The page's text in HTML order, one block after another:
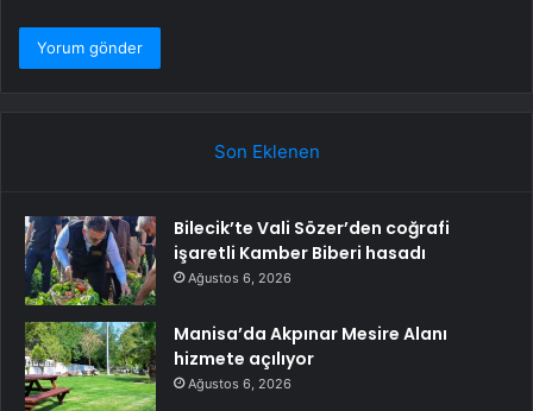
Son Eklenen
Bilecik’te Vali Sözer’den coğrafi
işaretli Kamber Biberi hasadı
Ağustos 6, 2026
Manisa’da Akpınar Mesire Alanı
hizmete açılıyor
Ağustos 6, 2026